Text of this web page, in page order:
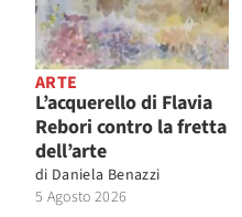
ARTE
L’acquerello di Flavia
Rebori contro la fretta
dell’arte
di Daniela Benazzi
5 Agosto 2026